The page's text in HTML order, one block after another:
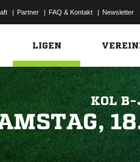
| Partner | FAQ & Kontakt | Newsletter
LIGEN
KOL B-